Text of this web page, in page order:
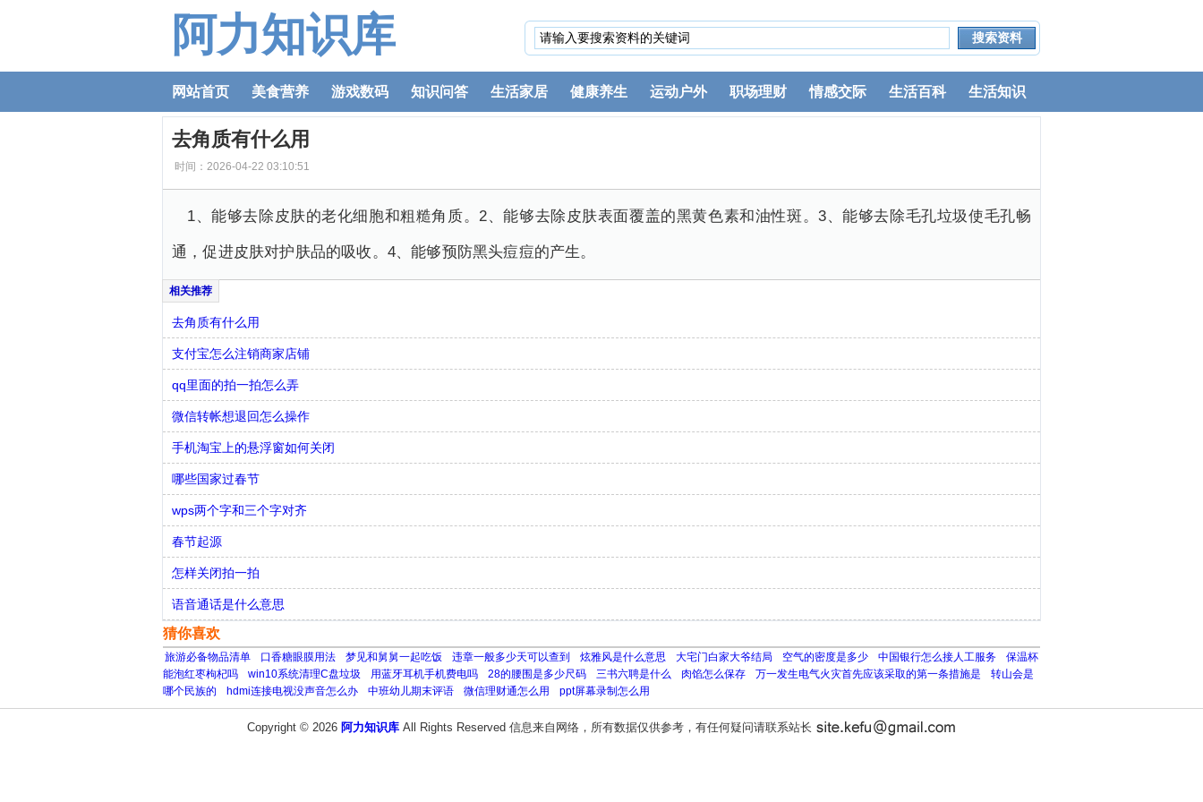
阿力知识库
网站首页 美食营养 游戏数码 知识问答 生活家居 健康养生 运动户外 职场理财 情感交际 生活百科 生活知识
去角质有什么用
时间：2026-04-22 03:10:51
1、能够去除皮肤的老化细胞和粗糙角质。2、能够去除皮肤表面覆盖的黑黄色素和油性斑。3、能够去除毛孔垃圾使毛孔畅
通，促进皮肤对护肤品的吸收。4、能够预防黑头痘痘的产生。
去角质有什么用
支付宝怎么注销商家店铺
qq里面的拍一拍怎么弄
微信转帐想退回怎么操作
手机淘宝上的悬浮窗如何关闭
哪些国家过春节
wps两个字和三个字对齐
春节起源
怎样关闭拍一拍
语音通话是什么意思
猜你喜欢
旅游必备物品清单 口香糖眼膜用法 梦见和舅舅一起吃饭 违章一般多少天可以查到 炫雅风是什么意思 大宅门白家大爷结局 空气的密度是多少 中国银行怎么接人工服务
保温杯
能泡红枣枸杞吗
win10系统清理C盘垃圾 用蓝牙耳机手机费电吗 28的腰围是多少尺码 三书六聘是什么 肉馅怎么保存 万一发生电气火灾首先应该采取的第一条措施是
转山会是
哪个民族的
hdmi连接电视没声音怎么办 中班幼儿期末评语 微信理财通怎么用 ppt屏幕录制怎么用
Copyright © 2026 阿力知识库All Rights Reserved 信息来自网络，所有数据仅供参考，有任何疑问请联系站长